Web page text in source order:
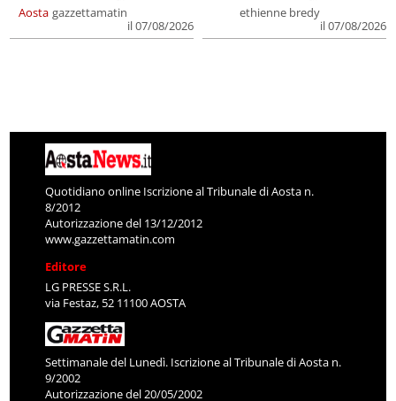
Aosta gazzettamatin
il 07/08/2026
ethienne bredy
il 07/08/2026
Quotidiano online Iscrizione al Tribunale di Aosta n.
8/2012
Autorizzazione del 13/12/2012
www.gazzettamatin.com
Editore
LG PRESSE S.R.L.
via Festaz, 52 11100 AOSTA
Settimanale del Lunedì. Iscrizione al Tribunale di Aosta n.
9/2002
Autorizzazione del 20/05/2002